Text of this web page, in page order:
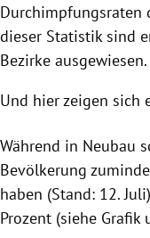
Untermenü
Durchimpfungsraten
dieser Statistik sind
Bezirke ausgewiesen.
Und hier zeigen sich
Während in Neubau
Bevölkerung
haben (Stand: 12.
Prozent (siehe Grafik